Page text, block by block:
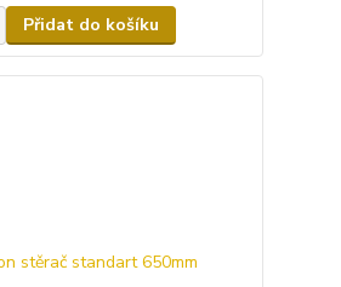
Přidat do košíku